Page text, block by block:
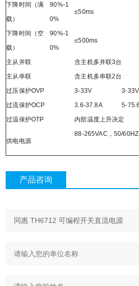
下降时间（满
载）
90%-1
0%
≤50ms
下降时间（空
载）
90%-1
0%
≤500ms
主从并联
含主机多并联3台
主从串联
含主机多串联2台
过压保护OVP
3-33V 3-33V
过流保护OCP
3.6-37.8A 5-
过温保护OTP
内部温度上升决定
供电电源
88-265VAC，50/60HZ
产品咨询